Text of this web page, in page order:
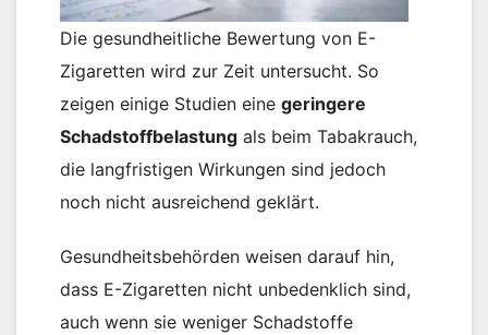
Die gesundheitliche Bewertung von E-
Zigaretten wird zur Zeit untersucht. So
zeigen einige Studien eine geringere
Schadstoffbelastung als beim Tabakrauch,
die langfristigen Wirkungen sind jedoch
noch nicht ausreichend geklärt.
Gesundheitsbehörden weisen darauf hin,
dass E-Zigaretten nicht unbedenklich sind,
auch wenn sie weniger Schadstoffe